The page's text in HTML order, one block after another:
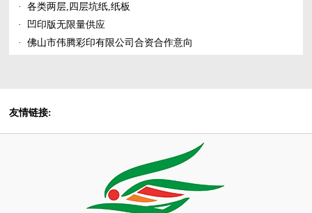
·
各类两层,四层坑纸,纸板
·
凹印版无限量供应
·
佛山市伟腾彩印有限公司合资合作意向
友情链接: